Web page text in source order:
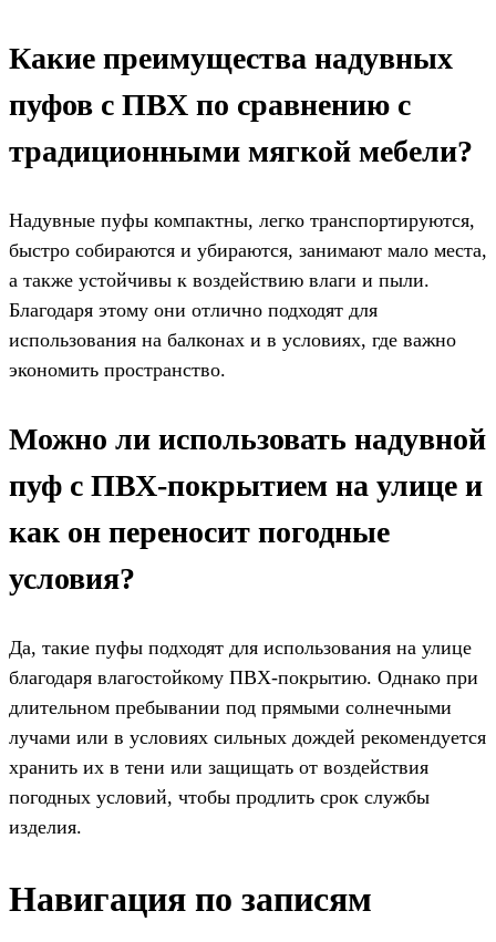
Какие преимущества надувных
пуфов с ПВХ по сравнению с
традиционными мягкой мебели?
Надувные пуфы компактны, легко транспортируются,
быстро собираются и убираются, занимают мало места,
а также устойчивы к воздействию влаги и пыли.
Благодаря этому они отлично подходят для
использования на балконах и в условиях, где важно
экономить пространство.
Можно ли использовать надувной
пуф с ПВХ-покрытием на улице и
как он переносит погодные
условия?
Да, такие пуфы подходят для использования на улице
благодаря влагостойкому ПВХ-покрытию. Однако при
длительном пребывании под прямыми солнечными
лучами или в условиях сильных дождей рекомендуется
хранить их в тени или защищать от воздействия
погодных условий, чтобы продлить срок службы
изделия.
Навигация по записям